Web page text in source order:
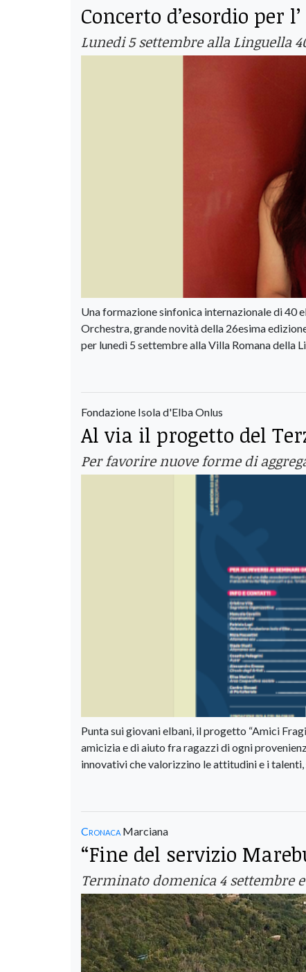
Concerto d’esordio per
Lunedi 5 settembre alla Linguella
Una formazione sinfonica internazionale di 40
Orchestra, grande novità della 26esima
per lunedì 5 settembre alla Villa Romana della
Fondazione Isola d'Elba Onlus
Al via il progetto del
Per favorire nuove forme di
Punta sui giovani elbani, il progetto “Amici
amicizia e di aiuto fra ragazzi di ogni
innovativi che valorizzino le attitudini e i
Cronaca Marciana
“Fine del servizio
Terminato domenica 4 settembre